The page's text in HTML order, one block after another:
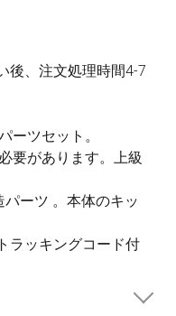
後、注文処理時間4-7
ーツセット。
要があります。上級
ーツ 。本体のキッ
ラッキングコード付